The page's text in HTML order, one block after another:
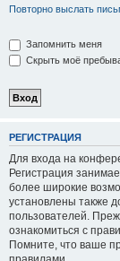
Повторно выслать
Запомнить меня
Скрыть моё
РЕГИСТРАЦИЯ
Для входа на
Регистрация
более широкие
установлены также
пользователей.
ознакомиться с
Помните, что ваше